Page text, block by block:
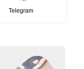
Telegram